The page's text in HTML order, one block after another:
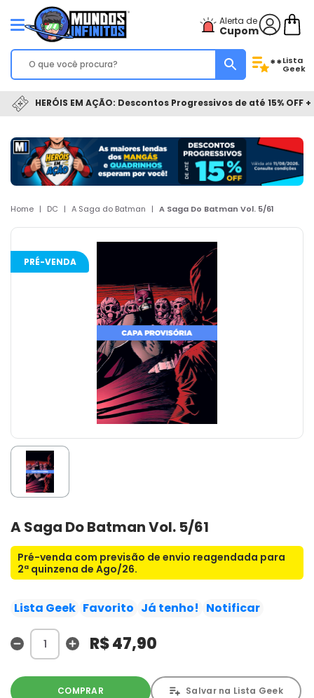
Alerta de
Cupom
**Lista
Geek
HERÓIS EM AÇÃO: Descontos Progressivos de até 15% OFF
Home | DC | A Saga do Batman | A Saga Do Batman Vol. 5/61
PRÉ-VENDA
A Saga Do Batman Vol. 5/61
Pré-venda com previsão de envio reagendada para
2ª quinzena de Ago/26.
Lista Geek Favorito Já tenho! Notificar
R$ 47,90
COMPRAR Salvar na Lista Geek